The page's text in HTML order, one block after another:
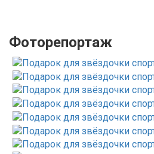
Фоторепортаж